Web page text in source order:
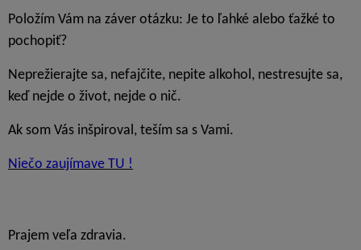
Položím Vám na záver otázku: Je to ľahké alebo ťažké to
pochopiť?
Neprežierajte sa, nefajčite, nepite alkohol, nestresujte sa,
keď nejde o život, nejde o nič.
Ak som Vás inšpiroval, teším sa s Vami.
Niečo zaujímave TU !
Prajem veľa zdravia.